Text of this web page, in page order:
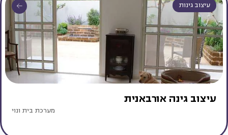
עיצוב גינות
עיצוב גינה אורבאנית
מערכת בית ונוי